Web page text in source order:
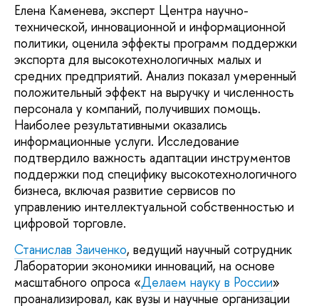
Елена Каменева, эксперт Центра научно-
технической, инновационной и информационной
политики, оценила эффекты программ поддержки
экспорта для высокотехнологичных малых и
средних предприятий. Анализ показал умеренный
положительный эффект на выручку и численность
персонала у компаний, получивших помощь.
Наиболее результативными оказались
информационные услуги. Исследование
подтвердило важность адаптации инструментов
поддержки под специфику высокотехнологичного
бизнеса, включая развитие сервисов по
управлению интеллектуальной собственностью и
цифровой торговле.
Станислав Заиченко, ведущий научный сотрудник
Лаборатории экономики инноваций, на основе
масштабного опроса «Делаем науку в России»
проанализировал, как вузы и научные организации